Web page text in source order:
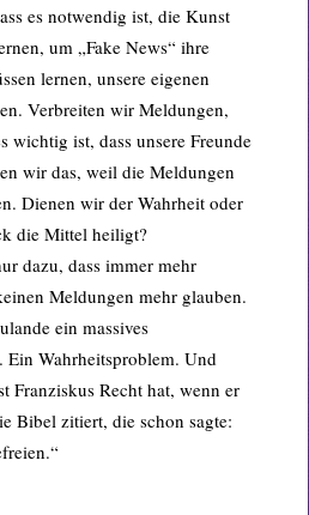
es notwendig ist, die Kunst
um „Fake News“ ihre
lernen, unsere eigenen
Verbreiten wir Meldungen,
wichtig ist, dass unsere Freunde
wir das, weil die Meldungen
Dienen wir der Wahrheit oder
die Mittel heiligt?
dazu, dass immer mehr
Meldungen mehr glauben.
ein massives
Wahrheitsproblem. Und
Franziskus Recht hat, wenn er
Bibel zitiert, die schon sagte: